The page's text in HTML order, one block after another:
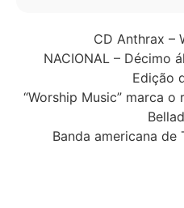
CD Anthrax –
NACIONAL – Décimo
Edição
“Worship Music” marca
Banda americana de